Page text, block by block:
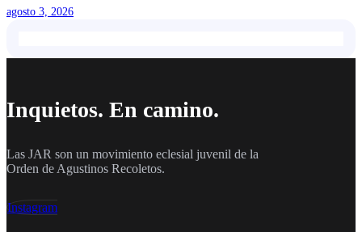
agosto 3, 2026
Inquietos. En camino.
Las JAR son un movimiento eclesial juvenil de la
Orden de Agustinos Recoletos.
Instagram